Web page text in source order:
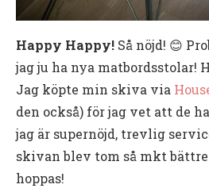
Happy Happy! Så nöjd! 😊
jag ju ha nya matbordsstolar!
Jag köpte min skiva via
den också) för jag vet att de
jag är supernöjd, trevlig
skivan blev tom så mkt
hoppas!